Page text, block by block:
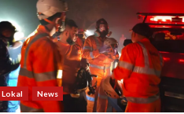
Lokal News